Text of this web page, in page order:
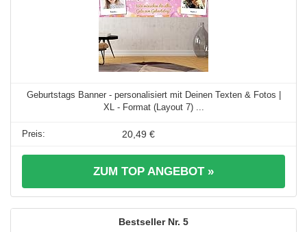
Geburtstags Banner - personalisiert mit Deinen Texten & Fotos |
XL - Format (Layout 7) ...
20,49 €
ZUM TOP ANGEBOT »
5